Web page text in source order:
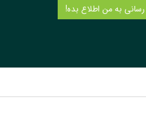
به من اطلاع بده!